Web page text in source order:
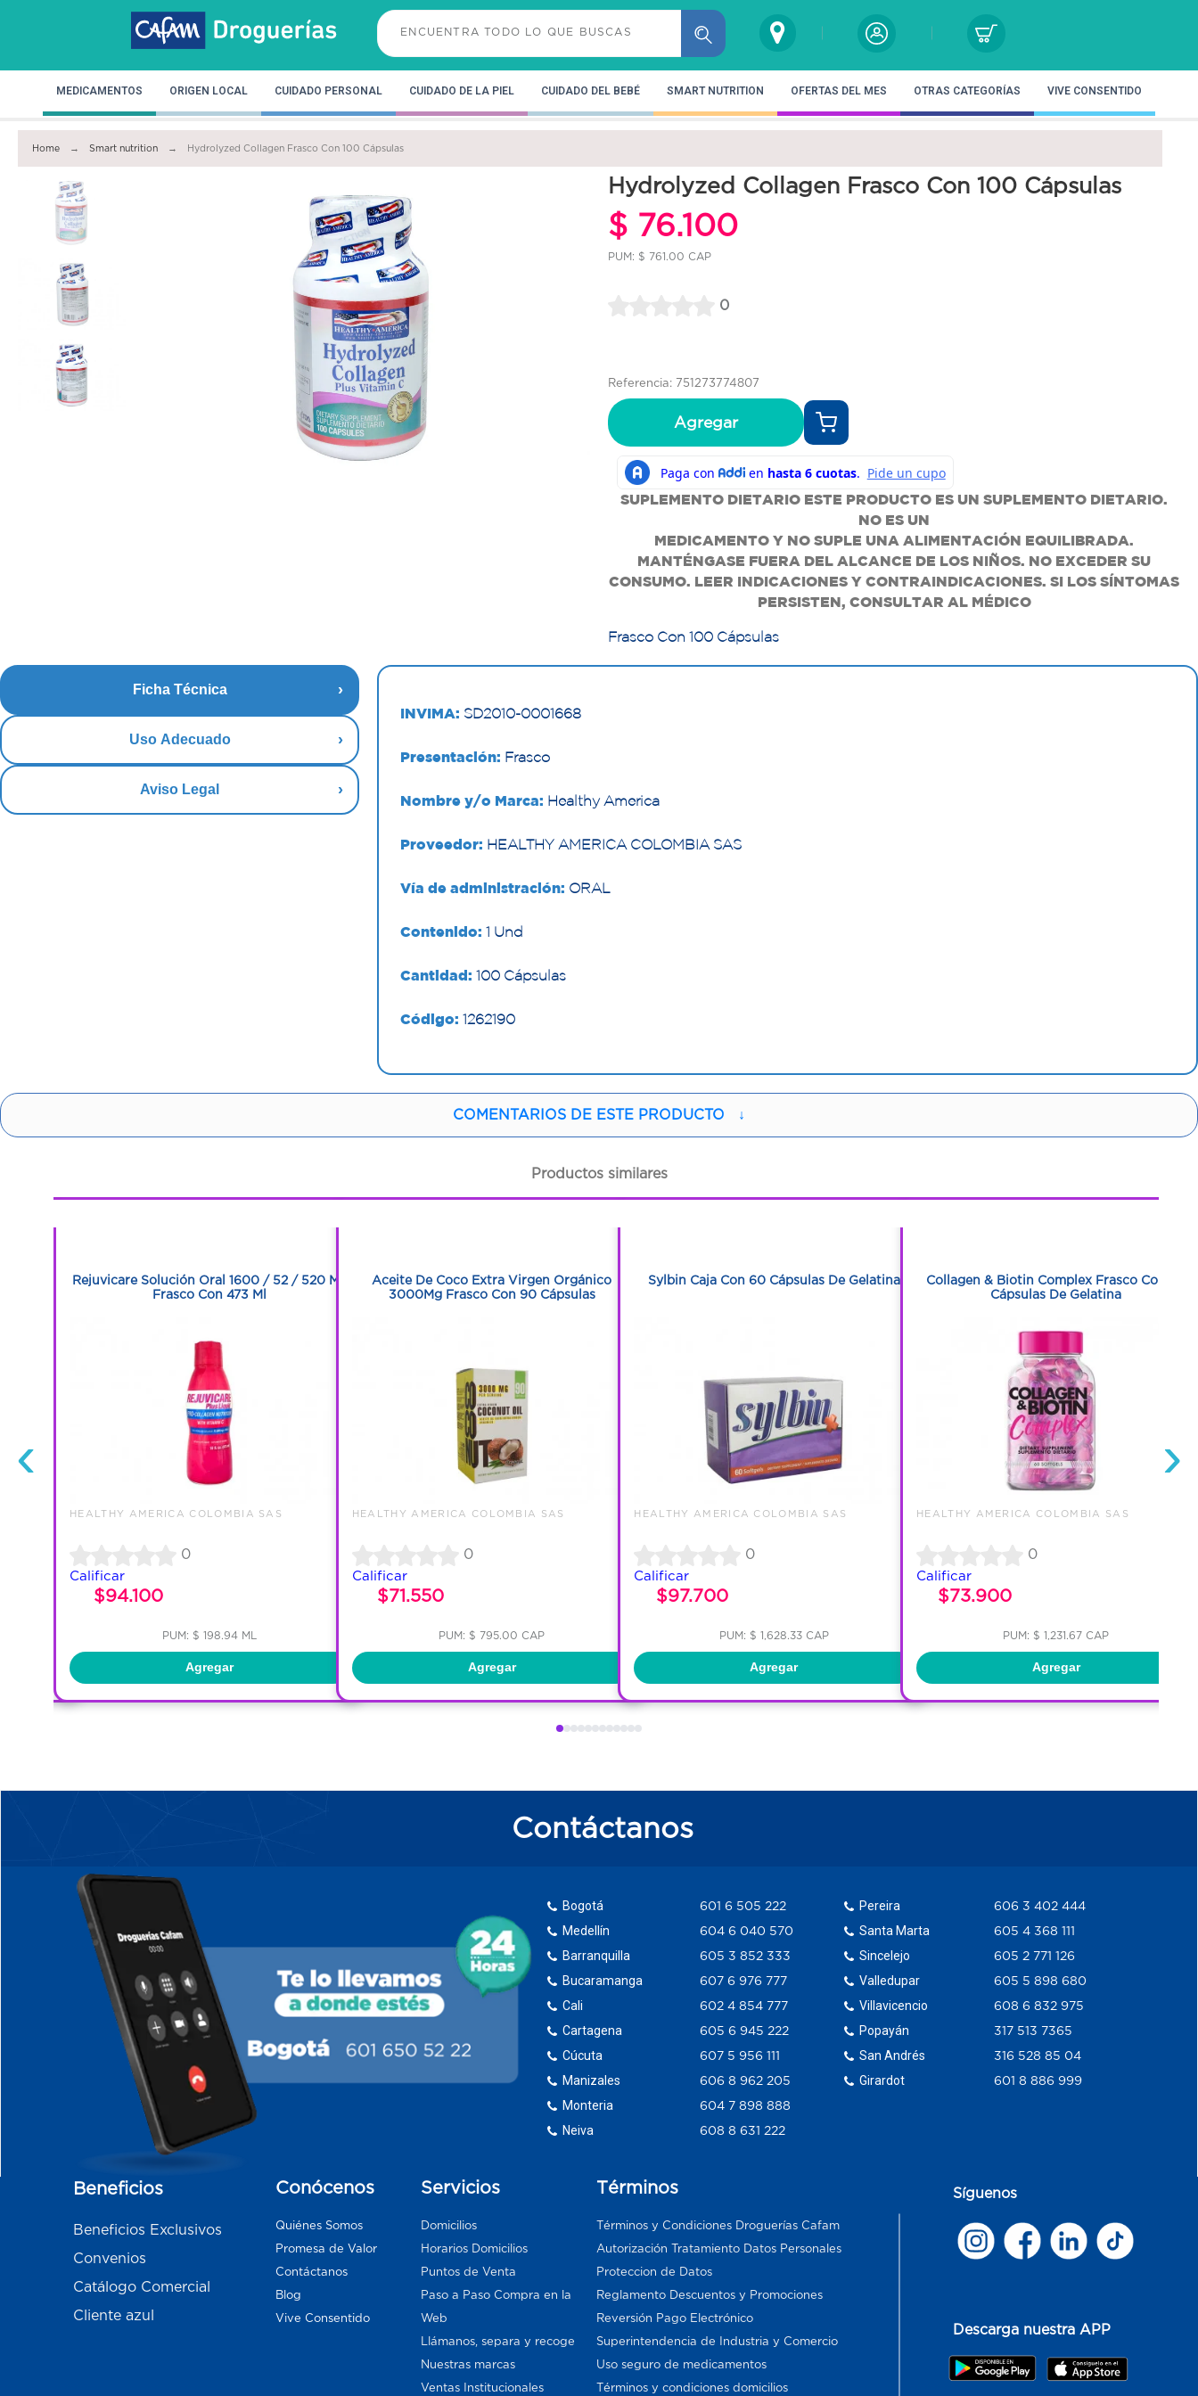
MEDICAMENTOS ORIGEN LOCAL CUIDADO PERSONAL CUIDADO DE LA PIEL CUIDADO DEL BEBÉ SMART NUTRITION OFERTAS DEL MES OTRAS CATEGORÍAS VIVE CONSENTIDO
Home Smart nutrition Hydrolyzed Collagen Frasco Con 100 Cápsulas
Hydrolyzed Collagen Frasco Con 100 Cápsulas
$ 76.100
PUM: $ 761.00 CAP
0
Referencia: 751273774807
Agregar
SUPLEMENTO DIETARIO ESTE PRODUCTO ES UN SUPLEMENTO DIETARIO.
NO ES UN
MEDICAMENTO Y NO SUPLE UNA ALIMENTACIÓN EQUILIBRADA.
MANTÉNGASE FUERA DEL ALCANCE DE LOS NIÑOS. NO EXCEDER SU
CONSUMO. LEER INDICACIONES Y CONTRAINDICACIONES. SI LOS SÍNTOMAS
PERSISTEN, CONSULTAR AL MÉDICO
Frasco Con 100 Cápsulas
Ficha Técnica
Uso Adecuado
Aviso Legal
INVIMA: SD2010-0001668
Presentación: Frasco
Nombre y/o Marca: Healthy America
Proveedor: HEALTHY AMERICA COLOMBIA SAS
Vía de administración: ORAL
Contenido: 1 Und
Cantidad: 100 Cápsulas
Código: 1262190
COMENTARIOS DE ESTE PRODUCTO ↓
Productos similares
‹
Rejuvicare Solución Oral 1600 / 52 / 520 Mg
Frasco Con 473 Ml
HEALTHY AMERICA COLOMBIA SAS
0
Calificar
$94.100
PUM: $ 198.94 ML
Agregar
Aceite De Coco Extra Virgen Orgánico
3000Mg Frasco Con 90 Cápsulas
HEALTHY AMERICA COLOMBIA SAS
0
Calificar
$71.550
PUM: $ 795.00 CAP
Agregar
Sylbin Caja Con 60 Cápsulas De Gelatina
HEALTHY AMERICA COLOMBIA SAS
0
Calificar
$97.700
PUM: $ 1,628.33 CAP
Agregar
Collagen & Biotin Complex Frasco Con 60
Cápsulas De Gelatina
HEALTHY AMERICA COLOMBIA SAS
0
Calificar
$73.900
PUM: $ 1,231.67 CAP
Agregar
›
Contáctanos
Bogotá
Medellín
Barranquilla
Bucaramanga
Cali
Cartagena
Cúcuta
Manizales
Monteria
Neiva
601 6 505 222
604 6 040 570
605 3 852 333
607 6 976 777
602 4 854 777
605 6 945 222
607 5 956 111
606 8 962 205
604 7 898 888
608 8 631 222
Pereira
Santa Marta
Sincelejo
Valledupar
Villavicencio
Popayán
San Andrés
Girardot
606 3 402 444
605 4 368 111
605 2 771 126
605 5 898 680
608 6 832 975
317 513 7365
316 528 85 04
601 8 886 999
Beneficios
Beneficios Exclusivos
Convenios
Catálogo Comercial
Cliente azul
Conócenos
Quiénes Somos
Promesa de Valor
Contáctanos
Blog
Vive Consentido
Servicios
Domicilios
Horarios Domicilios
Puntos de Venta
Paso a Paso Compra en la
Web
Llámanos, separa y recoge
Nuestras marcas
Ventas Institucionales
Términos
Términos y Condiciones Droguerías Cafam
Autorización Tratamiento Datos Personales
Proteccion de Datos
Reglamento Descuentos y Promociones
Reversión Pago Electrónico
Superintendencia de Industria y Comercio
Uso seguro de medicamentos
Términos y condiciones domicilios
Síguenos
Descarga nuestra APP